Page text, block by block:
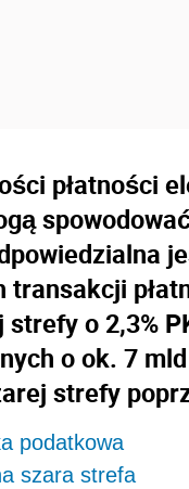
płatności
o 2,3%
o ok. 7
strefy
podatkowa
szara strefa